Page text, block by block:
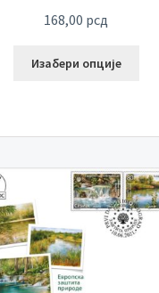
168,00 рсд
Изабери опције